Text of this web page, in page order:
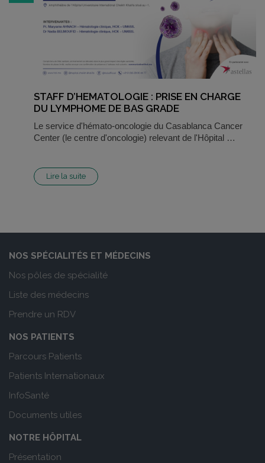
STAFF D’HEMATOLOGIE : PRISE EN CHARGE
DU LYMPHOME DE BAS GRADE
Le service d'hémato-oncologie du Casablanca Cancer
Center (le centre d'oncologie) relevant de l'Hôpital …
Lire la suite
NOS SPÉCIALITÉS ET MÉDECINS
Nos pôles de spécialité
Liste des médecins
Prendre un RDV
NOS PATIENTS
Parcours Patients
Patients Internationaux
InfoSanté
Documents utiles
NOTRE HÔPITAL
Présentation